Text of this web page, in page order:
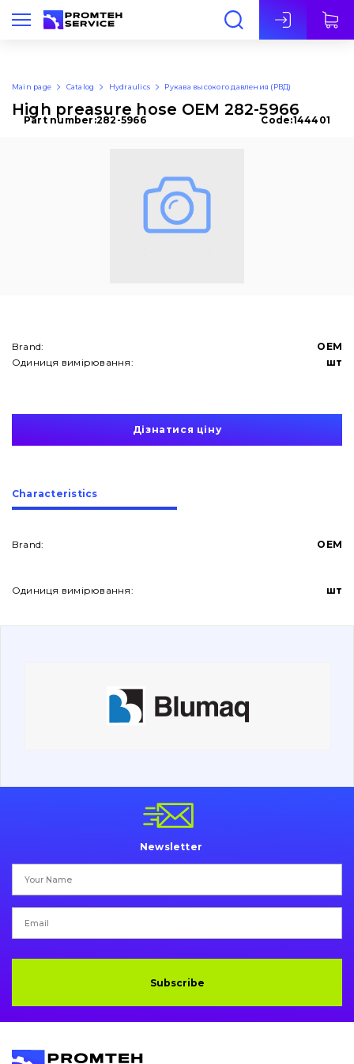
Eng
About Us
Contacts
Vacancies
Bucket and adapters shrouds
Pins and bushings
Hydraulics
написати
Main page Catalog Hydraulics Рукава высокого давления (РВД)
High preasure hose OEM 282-5966
Part number:282-5966 Code:144401
Brand:
OEM
Одиниця вимірювання:
шт
Дізнатися ціну
Сharacteristics
Brand: OEM
Одиниця вимірювання: шт
Newsletter
Subscribe